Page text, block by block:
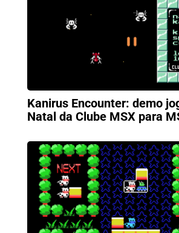
Kanirus Encounter: demo
Natal da Clube MSX para